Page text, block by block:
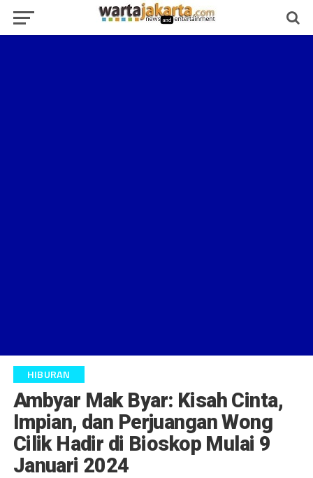
HIBURAN
Ambyar Mak Byar: Kisah Cinta,
Impian, dan Perjuangan Wong
Cilik Hadir di Bioskop Mulai 9
Januari 2024